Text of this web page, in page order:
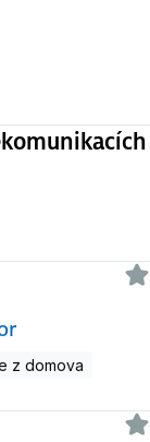
z domova